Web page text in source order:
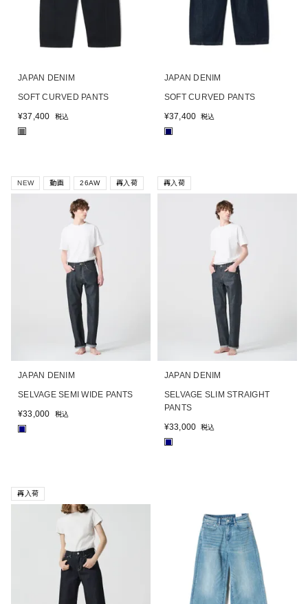
JAPAN DENIM
SOFT CURVED PANTS
¥37,400 税込
■
JAPAN DENIM
SOFT CURVED PANTS
¥37,400 税込
■
NEW 動画 26AW 再入荷
JAPAN DENIM
SELVAGE SEMI WIDE PANTS
¥33,000 税込
■
再入荷
JAPAN DENIM
SELVAGE SLIM STRAIGHT
PANTS
¥33,000 税込
■
再入荷